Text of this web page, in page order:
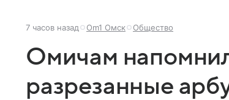
7 часов назад Om1 Омск Общество
Омичам
разрезанные